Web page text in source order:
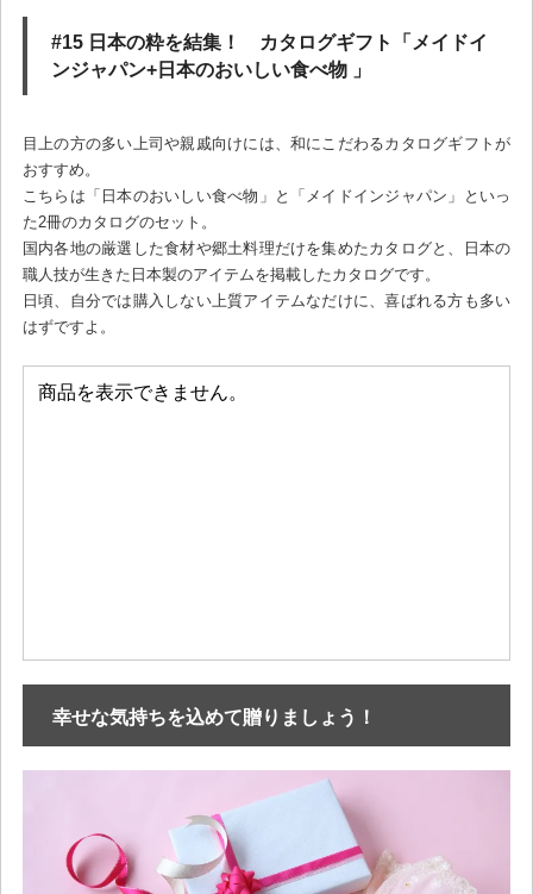
#15 日本の粋を結集！ カタログギフト「メイドイ
ンジャパン+日本のおいしい食べ物 」
目上の方の多い上司や親戚向けには、和にこだわるカタログギフトが
おすすめ。
こちらは「日本のおいしい食べ物」と「メイドインジャパン」といっ
た2冊のカタログのセット。
国内各地の厳選した食材や郷土料理だけを集めたカタログと、日本の
職人技が生きた日本製のアイテムを掲載したカタログです。
日頃、自分では購入しない上質アイテムなだけに、喜ばれる方も多い
はずですよ。
幸せな気持ちを込めて贈りましょう！